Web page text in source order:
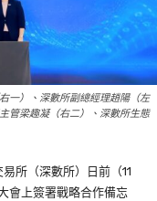
一）、深數所副總經理趙陽（左
管梁趣凝（右二）、深數所生態
所（深數所）日前（11
會上簽署戰略合作備忘